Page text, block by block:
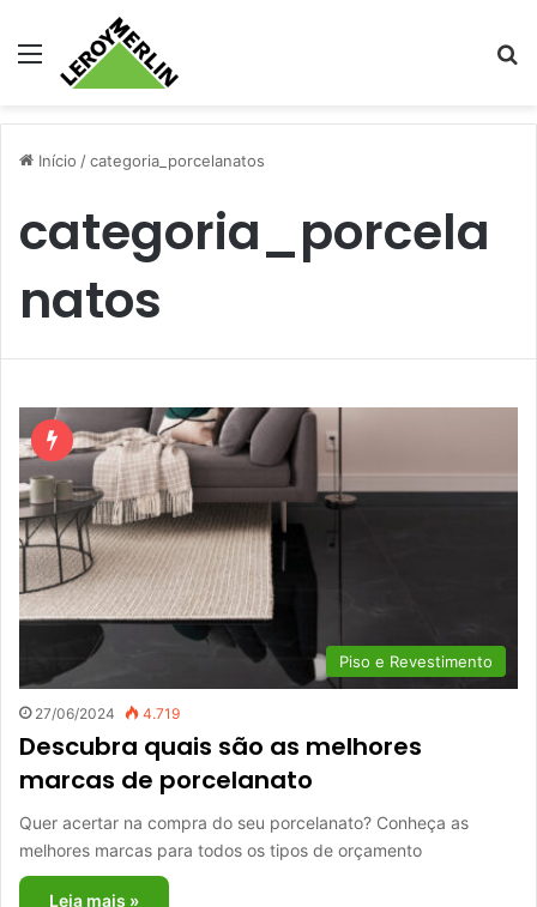
Menu
Início /categoria_porcelanatos
categoria_porcela
natos
Piso e Revestimento
27/06/2024 4.719
Descubra quais são as melhores
marcas de porcelanato
Quer acertar na compra do seu porcelanato? Conheça as
melhores marcas para todos os tipos de orçamento
Leia mais »